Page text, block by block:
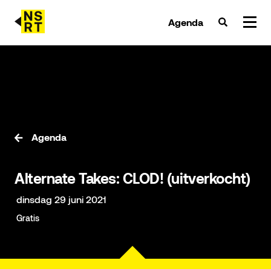
Agenda
team
Alternate Takes: CLOD! (uitverkocht)
dinsdag 29 juni 2021
Gratis
Agenda